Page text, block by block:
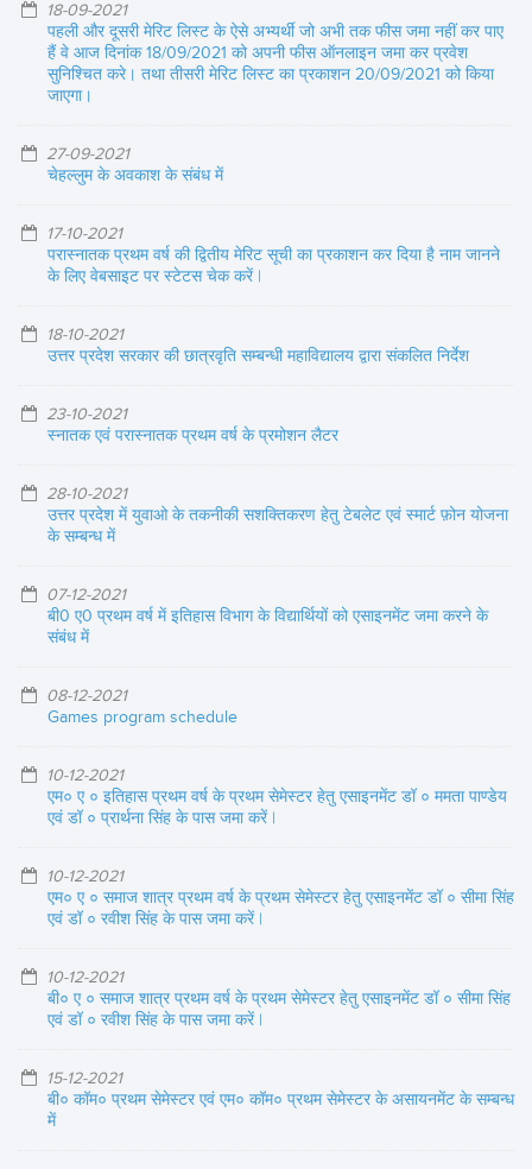
18-09-2021
पहली और दूसरी मेरिट लिस्ट के ऐसे अभ्यर्थी जो अभी तक फीस जमा नहीं कर पाए
हैं वे आज दिनांक 18/09/2021 को अपनी फीस ऑनलाइन जमा कर प्रवेश
सुनिश्चित करे। तथा तीसरी मेरिट लिस्ट का प्रकाशन 20/09/2021 को किया
जाएगा।
27-09-2021
चेहल्लुम के अवकाश के संबंध में
17-10-2021
परास्नातक प्रथम वर्ष की द्वितीय मेरिट सूची का प्रकाशन कर दिया है नाम जानने
के लिए वेबसाइट पर स्टेटस चेक करें |
18-10-2021
उत्तर प्रदेश सरकार की छात्रवृति सम्बन्धी महाविद्यालय द्वारा संकलित निर्देश
23-10-2021
स्नातक एवं परास्नातक प्रथम वर्ष के प्रमोशन लैटर
28-10-2021
उत्तर प्रदेश में युवाओ के तकनीकी सशक्तिकरण हेतु टेबलेट एवं स्मार्ट फ़ोन योजना
के सम्बन्ध में
07-12-2021
बी0 ए0 प्रथम वर्ष में इतिहास विभाग के विद्यार्थियों को एसाइनमेंट जमा करने के
संबंध में
08-12-2021
Games program schedule
10-12-2021
एम० ए ० इतिहास प्रथम वर्ष के प्रथम सेमेस्टर हेतु एसाइनमेंट डॉ ० ममता पाण्डेय
एवं डॉ ० प्रार्थना सिंह के पास जमा करें |
10-12-2021
एम० ए ० समाज शात्र प्रथम वर्ष के प्रथम सेमेस्टर हेतु एसाइनमेंट डॉ ० सीमा सिंह
एवं डॉ ० रवीश सिंह के पास जमा करें |
10-12-2021
बी० ए ० समाज शात्र प्रथम वर्ष के प्रथम सेमेस्टर हेतु एसाइनमेंट डॉ ० सीमा सिंह
एवं डॉ ० रवीश सिंह के पास जमा करें |
15-12-2021
बी० कॉम० प्रथम सेमेस्टर एवं एम० कॉम० प्रथम सेमेस्टर के असायनमेंट के सम्बन्ध
में